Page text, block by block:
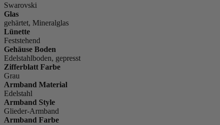
Swarovski
Glas
gehärtet, Mineralglas
Lünette
Feststehend
Gehäuse Boden
Edelstahlboden, gepresst
Zifferblatt Farbe
Grau
Armband Material
Edelstahl
Armband Style
Glieder-Armband
Armband Farbe